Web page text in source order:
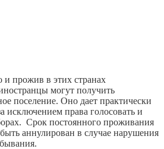
и прожив в этих странах
могут получить
поселение. Оно дает практически
исключением права голосовать и
Срок постоянного проживания
аннулирован в случае нарушения